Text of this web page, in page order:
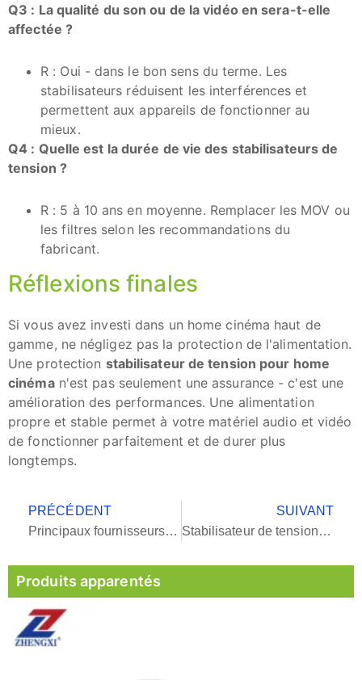
Q3 : La qualité du son ou de la vidéo en sera-t-elle
affectée ?
R : Oui - dans le bon sens du terme. Les
stabilisateurs réduisent les interférences et
permettent aux appareils de fonctionner au
mieux.
Q4 : Quelle est la durée de vie des stabilisateurs de
tension ?
R : 5 à 10 ans en moyenne. Remplacer les MOV ou
les filtres selon les recommandations du
fabricant.
Réflexions finales
Si vous avez investi dans un home cinéma haut de
gamme, ne négligez pas la protection de l'alimentation.
Une protection stabilisateur de tension pour home
cinéman'est pas seulement une assurance - c'est une
amélioration des performances. Une alimentation
propre et stable permet à votre matériel audio et vidéo
de fonctionner parfaitement et de durer plus
longtemps.
PRÉCÉDENT
Principaux fournisseurs de stabilisateurs de basse tension : Comment choisir le bon fabricant
SUIVANT
Stabilisateur de tension pour ascenseurs : Garantir un transport vertical sûr et fiable
Produits apparentés